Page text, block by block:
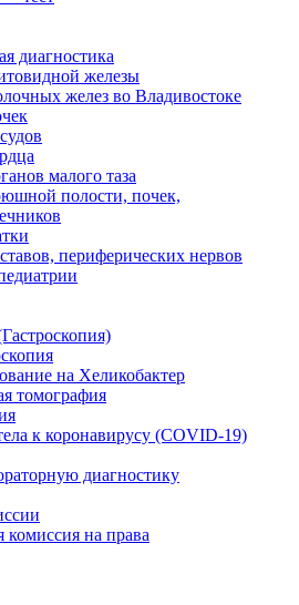
диагностика
железы
желез во Владивостоке
малого таза
полости, почек,
периферических нервов
на Хеликобактер
томография
к коронавирусу (COVID-19)
диагностику
на права